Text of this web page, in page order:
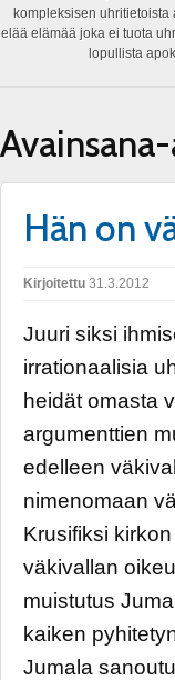
kompleksisen
elää elämää joka ei tuota
lopullista
Hän on
Kirjoitettu 31.3.2012
Juuri siksi
irrationaalisia
heidät omasta
argumenttien
edelleen
nimenomaan
Krusifiksi
väkivallan
muistutus
kaiken
Jumala